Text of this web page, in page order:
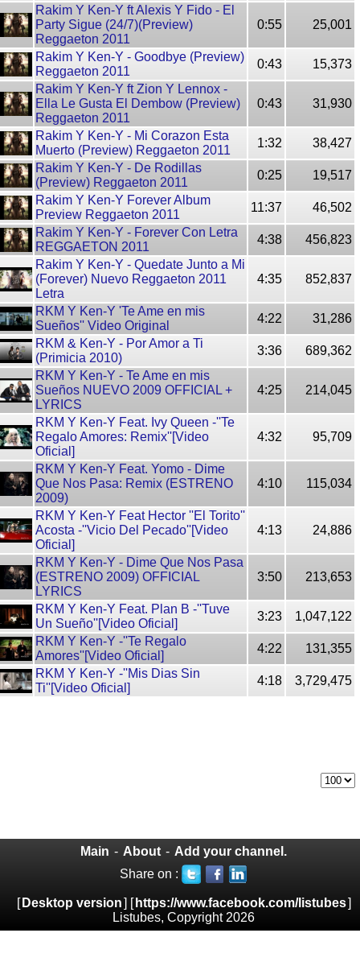
Rakim Y Ken-Y ft Alexis Y Fido - El
Party Sigue (24/7)(Preview)
Reggaeton 2011
0:55 25,001
Rakim Y Ken-Y - Goodbye (Preview)
Reggaeton 2011
0:43
15,373
Rakim Y Ken-Y ft Zion Y Lennox -
Ella Le Gusta El Dembow (Preview)
Reggaeton 2011
0:43 31,930
Rakim Y Ken-Y - Mi Corazon Esta
Muerto (Preview) Reggaeton 2011
1:32
38,427
Rakim Y Ken-Y - De Rodillas
(Preview) Reggaeton 2011
0:25
19,517
Rakim Y Ken-Y Forever Album
Preview Reggaeton 2011
11:37
46,502
Rakim Y Ken-Y - Forever Con Letra
REGGAETON 2011
4:38
456,823
Rakim Y Ken-Y - Quedate Junto a Mi
(Forever) Nuevo Reggaeton 2011
Letra
4:35 852,837
RKM Y Ken-Y 'Te Ame en mis
Sueños'' Video Original
4:22
31,286
RKM & Ken-Y - Por Amor a Ti
(Primicia 2010)
3:36
689,362
RKM Y Ken-Y - Te Ame en mis
Sueños NUEVO 2009 OFFICIAL +
LYRICS
4:25 214,045
RKM Y Ken-Y Feat. Ivy Queen -''Te
Regalo Amores: Remix''[Video
Oficial]
4:32 95,709
RKM Y Ken-Y Feat. Yomo - Dime
Que Nos Pasa: Remix (ESTRENO
2009)
4:10 115,034
RKM Y Ken-Y Feat Hector ''El Torito''
Acosta -''Vicio Del Pecado''[Video
Oficial]
4:13 24,886
RKM Y Ken-Y - Dime Que Nos Pasa
(ESTRENO 2009) OFFICIAL
LYRICS
3:50 213,653
RKM Y Ken-Y Feat. Plan B -''Tuve
Un Sueño''[Video Oficial]
3:23
1,047,122
RKM Y Ken-Y -''Te Regalo
Amores''[Video Oficial]
4:22
131,355
RKM Y Ken-Y -''Mis Dias Sin
Ti''[Video Oficial]
4:18 3,729,475
Main - About - Add your channel.
Share on :
[ Desktop version] [ https://www.facebook.com/listubes]
Listubes, Copyright 2026